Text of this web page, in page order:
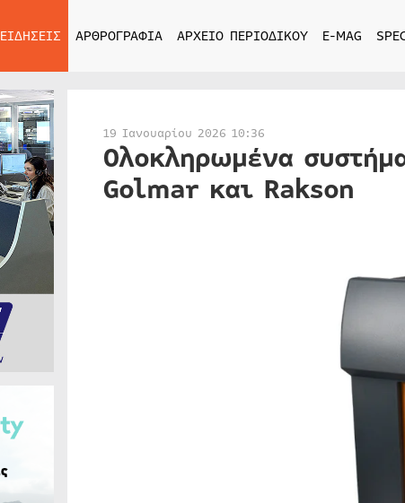
ΕΙΔΗΣΕΙΣ ΑΡΘΡΟΓΡΑΦΙΑ ΑΡΧΕΙΟ ΠΕΡΙΟΔΙΚΟΥ E-MAG
19 Ιανουαρίου 2026 10:36
Ολοκληρωμένα
Golmar και Rakson